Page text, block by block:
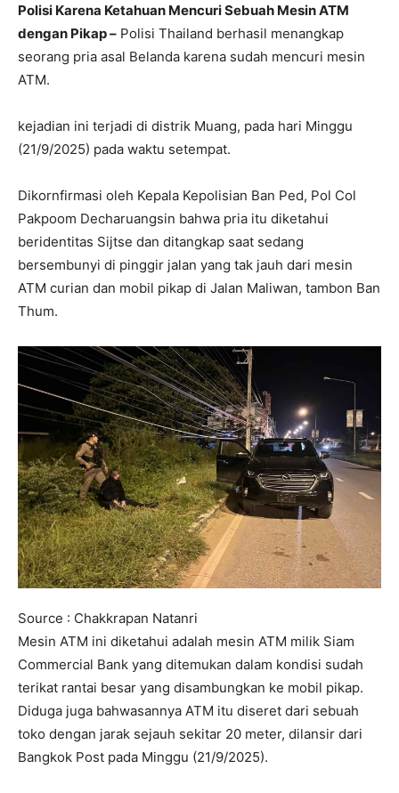
Polisi Karena Ketahuan Mencuri Sebuah Mesin ATM
dengan Pikap – Polisi Thailand berhasil menangkap
seorang pria asal Belanda karena sudah mencuri mesin
ATM.
kejadian ini terjadi di distrik Muang, pada hari Minggu
(21/9/2025) pada waktu setempat.
Dikornfirmasi oleh Kepala Kepolisian Ban Ped, Pol Col
Pakpoom Decharuangsin bahwa pria itu diketahui
beridentitas Sijtse dan ditangkap saat sedang
bersembunyi di pinggir jalan yang tak jauh dari mesin
ATM curian dan mobil pikap di Jalan Maliwan, tambon Ban
Thum.
Source : Chakkrapan Natanri
Mesin ATM ini diketahui adalah mesin ATM milik Siam
Commercial Bank yang ditemukan dalam kondisi sudah
terikat rantai besar yang disambungkan ke mobil pikap.
Diduga juga bahwasannya ATM itu diseret dari sebuah
toko dengan jarak sejauh sekitar 20 meter, dilansir dari
Bangkok Post pada Minggu (21/9/2025).